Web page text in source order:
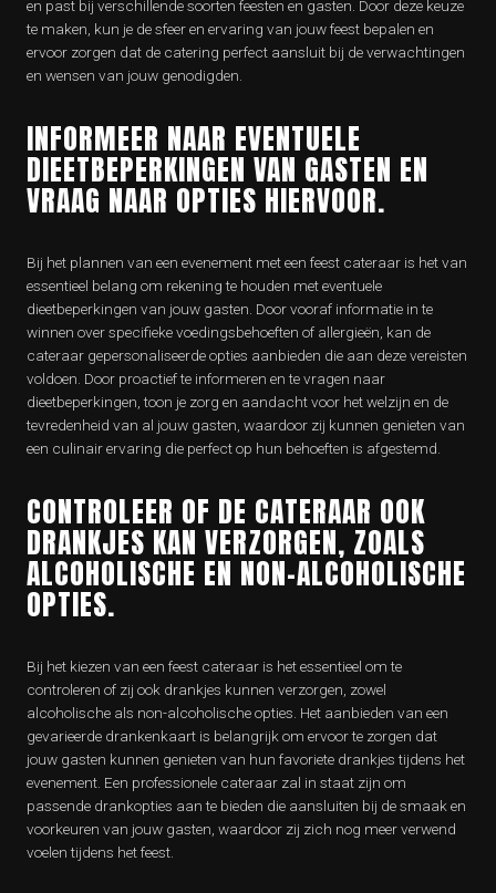
en past bij verschillende soorten feesten en gasten. Door deze keuze
te maken, kun je de sfeer en ervaring van jouw feest bepalen en
ervoor zorgen dat de catering perfect aansluit bij de verwachtingen
en wensen van jouw genodigden.
INFORMEER NAAR EVENTUELE
DIEETBEPERKINGEN VAN GASTEN EN
VRAAG NAAR OPTIES HIERVOOR.
Bij het plannen van een evenement met een feest cateraar is het van
essentieel belang om rekening te houden met eventuele
dieetbeperkingen van jouw gasten. Door vooraf informatie in te
winnen over specifieke voedingsbehoeften of allergieën, kan de
cateraar gepersonaliseerde opties aanbieden die aan deze vereisten
voldoen. Door proactief te informeren en te vragen naar
dieetbeperkingen, toon je zorg en aandacht voor het welzijn en de
tevredenheid van al jouw gasten, waardoor zij kunnen genieten van
een culinair ervaring die perfect op hun behoeften is afgestemd.
CONTROLEER OF DE CATERAAR OOK
DRANKJES KAN VERZORGEN, ZOALS
ALCOHOLISCHE EN NON-ALCOHOLISCHE
OPTIES.
Bij het kiezen van een feest cateraar is het essentieel om te
controleren of zij ook drankjes kunnen verzorgen, zowel
alcoholische als non-alcoholische opties. Het aanbieden van een
gevarieerde drankenkaart is belangrijk om ervoor te zorgen dat
jouw gasten kunnen genieten van hun favoriete drankjes tijdens het
evenement. Een professionele cateraar zal in staat zijn om
passende drankopties aan te bieden die aansluiten bij de smaak en
voorkeuren van jouw gasten, waardoor zij zich nog meer verwend
voelen tijdens het feest.